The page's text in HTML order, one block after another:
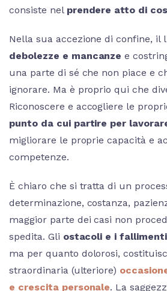
consiste nel prendere atto di
Nella sua accezione di confine, il
debolezze e mancanze e
una parte di sé che non piace e
ignorare. Ma è proprio qui che
Riconoscere e accogliere le
punto da cui partire per
migliorare le proprie capacità e
competenze.
È chiaro che si tratta di un
determinazione, costanza,
maggior parte dei casi non
spedita. Gli ostacoli e i
ma per quanto dolorosi,
straordinaria (ulteriore)
e crescita personale. La